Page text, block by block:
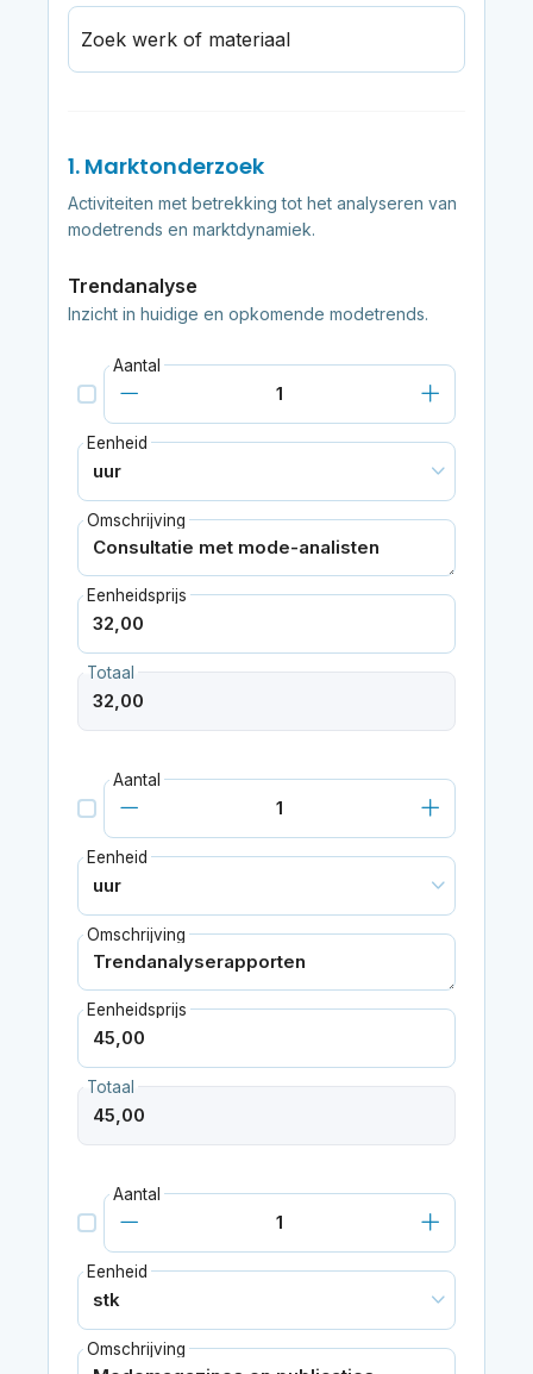
Zoek werk of materiaal
1. Marktonderzoek
Activiteiten met betrekking tot het analyseren van
modetrends en marktdynamiek.
Trendanalyse
Inzicht in huidige en opkomende modetrends.
Aantal
Eenheid
Omschrijving
Eenheidsprijs
Totaal
Aantal
Eenheid
Omschrijving
Eenheidsprijs
Totaal
Aantal
Eenheid
Omschrijving